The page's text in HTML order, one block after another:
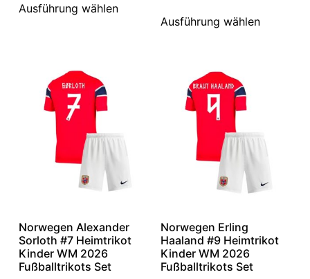
Ausführung wählen
Ausführung wählen
Norwegen Alexander
Sorloth #7 Heimtrikot
Kinder WM 2026
Fußballtrikots Set
Norwegen Erling
Haaland #9 Heimtrikot
Kinder WM 2026
Fußballtrikots Set